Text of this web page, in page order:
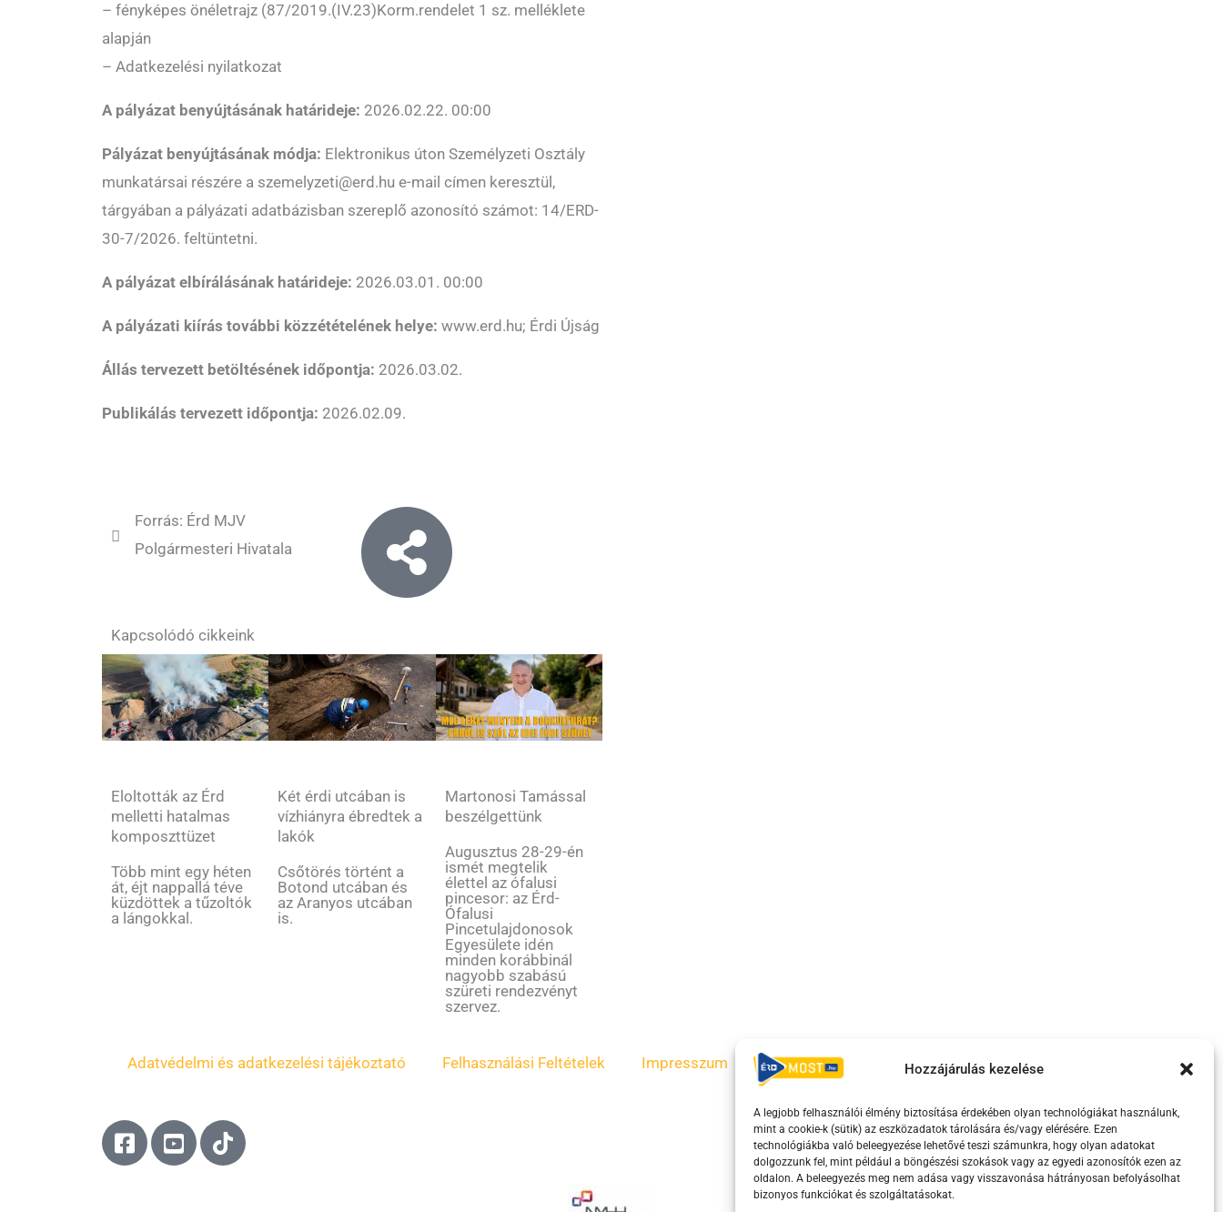
Hozzájárulás kezelése
A legjobb felhasználói élmény biztosítása érdekében olyan technológiákat használunk,
mint a cookie-k (sütik) az eszközadatok tárolására és/vagy elérésére. Ezen
technológiákba való beleegyezése lehetővé teszi számunkra, hogy olyan adatokat
dolgozzunk fel, mint például a böngészési szokások vagy az egyedi azonosítók ezen az
oldalon. A beleegyezés meg nem adása vagy visszavonása hátrányosan befolyásolhat
bizonyos funkciókat és szolgáltatásokat.
– fényképes önéletrajz (87/2019.(IV.23)Korm.rendelet 1 sz. melléklete
alapján
– Adatkezelési nyilatkozat
A pályázat benyújtásának határideje: 2026.02.22. 00:00
Pályázat benyújtásának módja: Elektronikus úton Személyzeti Osztály
munkatársai részére a szemelyzeti@erd.hu e-mail címen keresztül,
tárgyában a pályázati adatbázisban szereplő azonosító számot: 14/ERD-
30-7/2026. feltüntetni.
A pályázat elbírálásának határideje: 2026.03.01. 00:00
A pályázati kiírás további közzétételének helye: www.erd.hu; Érdi Újság
Állás tervezett betöltésének időpontja: 2026.03.02.
Publikálás tervezett időpontja: 2026.02.09.
Forrás: Érd MJV
Polgármesteri Hivatala
Kapcsolódó cikkeink
Eloltották az Érd
melletti hatalmas
komposzttüzet
Több mint egy héten
át, éjt nappallá téve
küzdöttek a tűzoltók
a lángokkal.
Két érdi utcában is
vízhiányra ébredtek a
lakók
Csőtörés történt a
Botond utcában és
az Aranyos utcában
is.
Martonosi Tamással
beszélgettünk
Augusztus 28-29-én
ismét megtelik
élettel az ófalusi
pincesor: az Érd-
Ófalusi
Pincetulajdonosok
Egyesülete idén
minden korábbinál
nagyobb szabású
szüreti rendezvényt
szervez.
Adatvédelmi és adatkezelési tájékoztató Felhasználási Feltételek Impresszum ÁSZF Irányelvek Moderálási szabályzat
F
a
Y
o
T
i